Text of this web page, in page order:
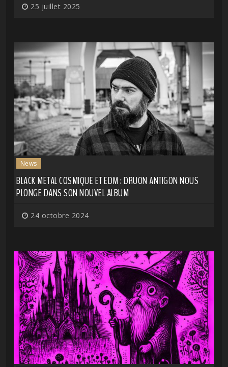
25 juillet 2025
News
BLACK METAL COSMIQUE ET EDM : DRUON ANTIGON NOUS
PLONGE DANS SON NOUVEL ALBUM
24 octobre 2024